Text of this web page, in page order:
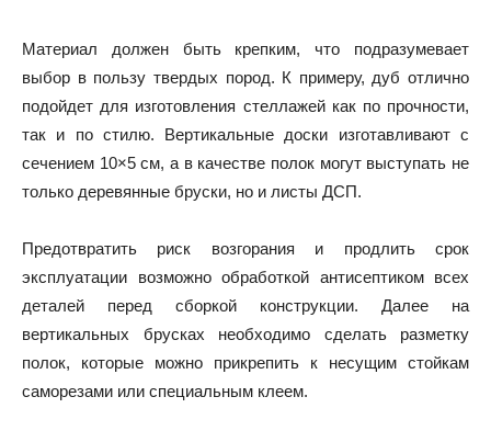
Материал должен быть крепким, что подразумевает
выбор в пользу твердых пород. К примеру, дуб отлично
подойдет для изготовления стеллажей как по прочности,
так и по стилю. Вертикальные доски изготавливают с
сечением 10×5 см, а в качестве полок могут выступать не
только деревянные бруски, но и листы ДСП.
Предотвратить риск возгорания и продлить срок
эксплуатации возможно обработкой антисептиком всех
деталей перед сборкой конструкции. Далее на
вертикальных брусках необходимо сделать разметку
полок, которые можно прикрепить к несущим стойкам
саморезами или специальным клеем.